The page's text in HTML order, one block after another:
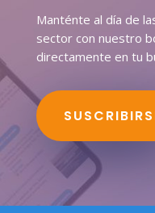
Manténte al día de
sector con nuestro
directamente en tu